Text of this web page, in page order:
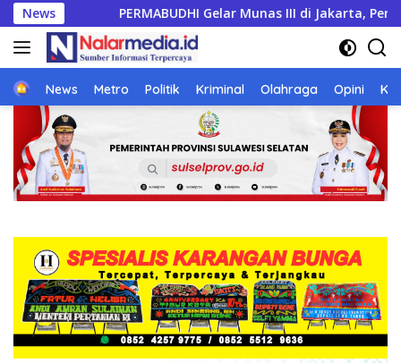
Langsung
ke
konten
News
Munas III di Jakarta, Perkuat Persatuan Umat Buddha dan
Home
News Metro Politik Kriminal Olahraga Opini